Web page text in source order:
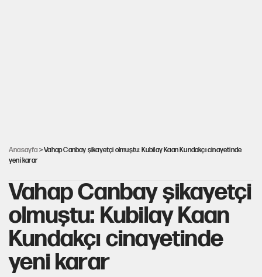
Anasayfa > Vahap Canbay şikayetçi olmuştu: Kubilay Kaan Kundakçı cinayetinde
yeni karar
Vahap Canbay şikayetçi
olmuştu: Kubilay Kaan
Kundakçı cinayetinde
yeni karar